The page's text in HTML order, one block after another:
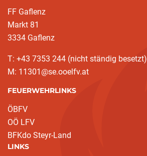
FF Gaflenz
Markt 81
3334 Gaflenz
T: +43 7353 244 (nicht ständig besetzt)
M: 11301@se.ooelfv.at
FEUERWEHRLINKS
ÖBFV
OÖ LFV
BFKdo Steyr-Land
LINKS